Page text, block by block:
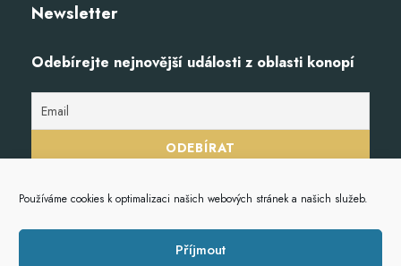
Používáme cookies k optimalizaci našich webových stránek a našich služeb.
Příjmout
Newsletter
Odebírejte nejnovější události z oblasti konopí